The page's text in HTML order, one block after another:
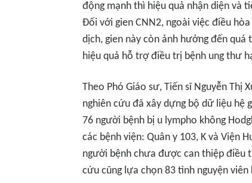
động mạnh thì hiệu quả nhận diện và
Đối với gien CNN2, ngoài việc điều
dịch, gien này còn ảnh hưởng đến
hiệu quả hỗ trợ điều trị bệnh ung thư
Theo Phó Giáo sư, Tiến sĩ Nguyễn Thị
nghiên cứu đã xây dựng bộ dữ liệu hệ
76 người bệnh bị u lympho không
các bệnh viện: Quân y 103, K và Viện
người bệnh chưa được can thiệp điều
cứu cũng lựa chọn 83 tình nguyện